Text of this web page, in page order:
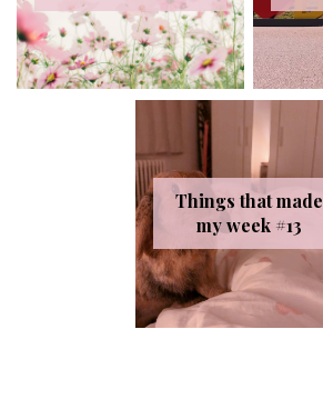
Things that made
my week #13